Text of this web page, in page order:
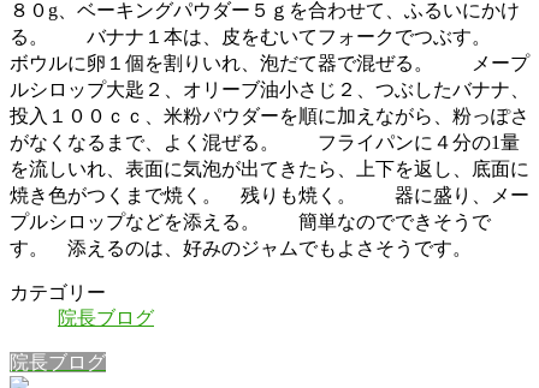
８０g、ベーキングパウダー５ｇを合わせて、ふるいにかけ
る。 バナナ１本は、皮をむいてフォークでつぶす。
ボウルに卵１個を割りいれ、泡だて器で混ぜる。 メープ
ルシロップ大匙２、オリーブ油小さじ２、つぶしたバナナ、
投入１００ｃｃ、米粉パウダーを順に加えながら、粉っぽさ
がなくなるまで、よく混ぜる。 フライパンに４分の1量
を流しいれ、表面に気泡が出てきたら、上下を返し、底面に
焼き色がつくまで焼く。 残りも焼く。 器に盛り、メー
プルシロップなどを添える。 簡単なのでできそうで
す。 添えるのは、好みのジャムでもよさそうです。
カテゴリー
院長ブログ
院長ブログ